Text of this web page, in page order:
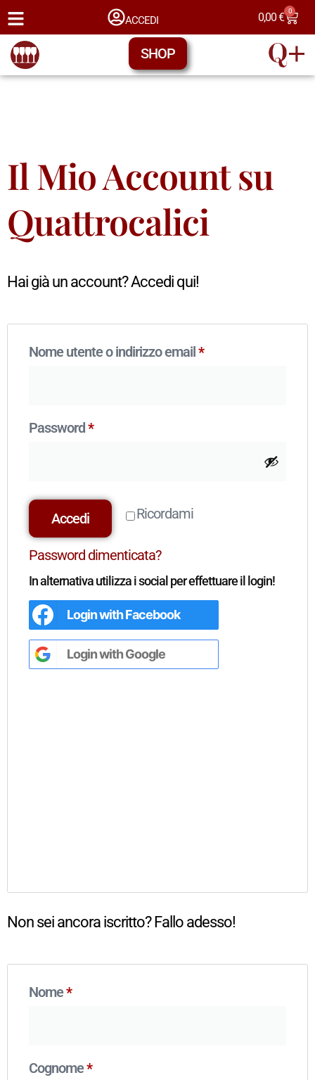
ACCEDI 0,00€ 0
SHOP
Il Mio Account su
Quattrocalici
Hai già un account? Accedi qui!
Nome utente o indirizzo email*
Password*
Ricordami
Accedi
Password dimenticata?
In alternativa utilizza i social per effettuare il login!
Login withFacebook
Login withGoogle
Non sei ancora iscritto? Fallo adesso!
Nome*
Cognome*